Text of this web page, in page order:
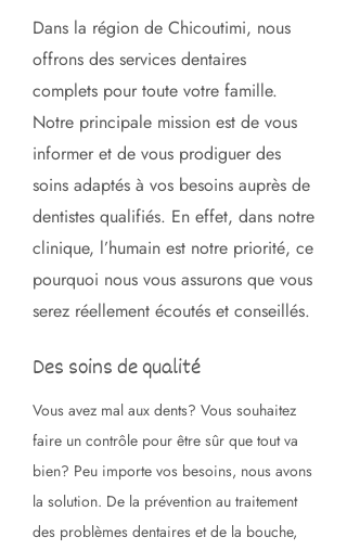
Dans la région de Chicoutimi, nous
offrons des services dentaires
complets pour toute votre famille.
Notre principale mission est de vous
informer et de vous prodiguer des
soins adaptés à vos besoins auprès de
dentistes qualifiés. En effet, dans notre
clinique, l’humain est notre priorité, ce
pourquoi nous vous assurons que vous
serez réellement écoutés et conseillés.
Des soins de qualité
Vous avez mal aux dents? Vous souhaitez
faire un contrôle pour être sûr que tout va
bien? Peu importe vos besoins, nous avons
la solution. De la prévention au traitement
des problèmes dentaires et de la bouche,